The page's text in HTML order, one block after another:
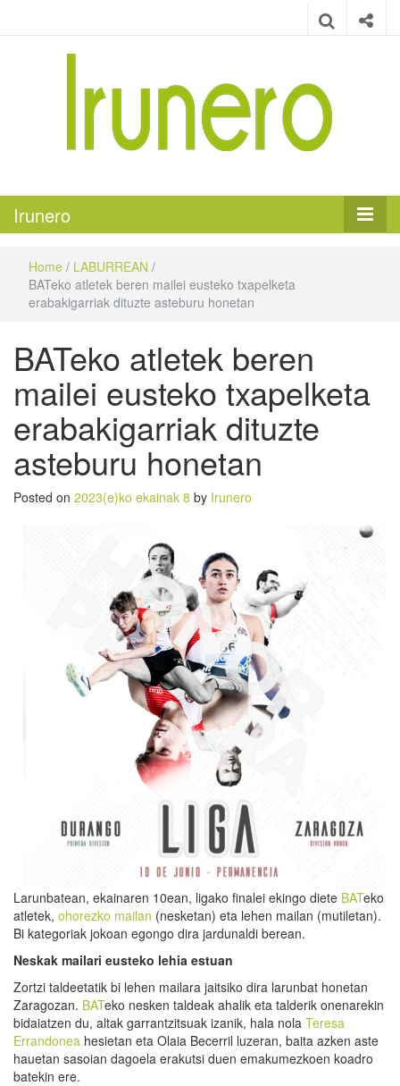
Irunero
Home / LABURREAN /
BATeko atletek beren mailei eusteko txapelketa
erabakigarriak dituzte asteburu honetan
BATeko atletek beren
mailei eusteko txapelketa
erabakigarriak dituzte
asteburu honetan
Posted on 2023(e)ko ekainak 8 by Irunero
Larunbatean, ekainaren 10ean, ligako finalei ekingo diete BATeko
atletek, ohorezko mailan (nesketan) eta lehen mailan (mutiletan).
Bi kategoriak jokoan egongo dira jardunaldi berean.
Neskak mailari eusteko lehia estuan
Zortzi taldeetatik bi lehen mailara jaitsiko dira larunbat honetan
Zaragozan. BATeko nesken taldeak ahalik eta talderik onenarekin
bidaiatzen du, altak garrantzitsuak izanik, hala nola Teresa
Errandonea hesietan eta Olaia Becerril luzeran, baita azken aste
hauetan sasoian dagoela erakutsi duen emakumezkoen koadro
batekin ere.